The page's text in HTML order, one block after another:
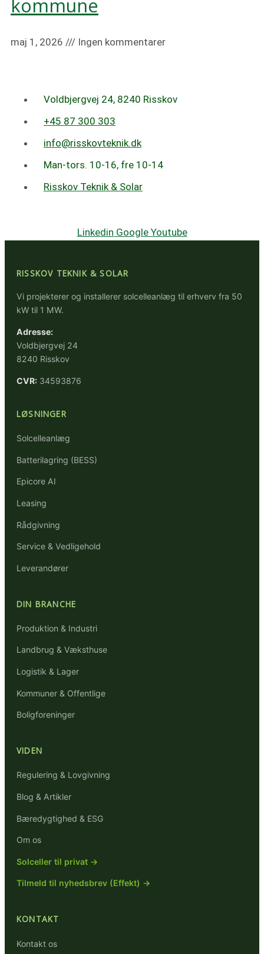
kommune
maj 1, 2026 Ingen kommentarer
Voldbjergvej 24, 8240 Risskov
+45 87 300 303
info@risskovteknik.dk
Man-tors. 10-16, fre 10-14
Risskov Teknik & Solar
Linkedin Google Youtube
RISSKOV TEKNIK & SOLAR
Vi projekterer og installerer solcelleanlæg til erhverv fra 50
kW til 1 MW.
Adresse:
Voldbjergvej 24
8240 Risskov
CVR: 34593876
LØSNINGER
Solcelleanlæg
Batterilagring (BESS)
Epicore AI
Leasing
Rådgivning
Service & Vedligehold
Leverandører
DIN BRANCHE
Produktion & Industri
Landbrug & Væksthuse
Logistik & Lager
Kommuner & Offentlige
Boligforeninger
VIDEN
Regulering & Lovgivning
Blog & Artikler
Bæredygtighed & ESG
Om os
Solceller til privat →
Tilmeld til nyhedsbrev (Effekt) →
KONTAKT
Kontakt os